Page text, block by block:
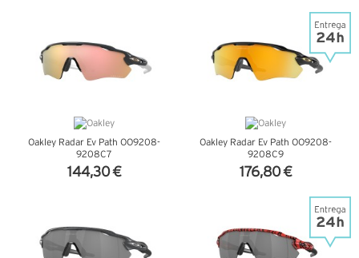
Oakley Radar Ev Path OO9208-
9208C7
144,30 €
Oakley Radar Ev Path OO9208-
9208C9
176,80 €